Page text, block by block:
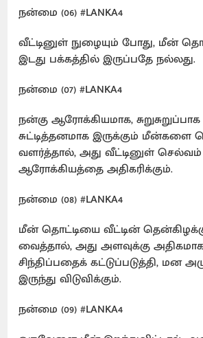
நன்மை (06) #LANKA4
வீட்டினுள் நுழையும் போது, மீன்
இடது பக்கத்தில் இருப்பதே நல்லது.
நன்மை (07) #LANKA4
நன்கு ஆரோக்கியமாக,
சுட்டித்தனமாக இருக்கும் மீன்களை
வளர்த்தால், அது வீட்டினுள் செல்வம்
ஆரோக்கியத்தை அதிகரிக்கும்.
நன்மை (08) #LANKA4
மீன் தொட்டியை வீட்டின்
வைத்தால், அது அளவுக்கு
சிந்திப்பதைக் கட்டுப்படுத்தி, மன
இருந்து விடுவிக்கும்.
நன்மை (09) #LANKA4